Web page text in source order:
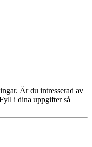
Är du intresserad av
i dina uppgifter så